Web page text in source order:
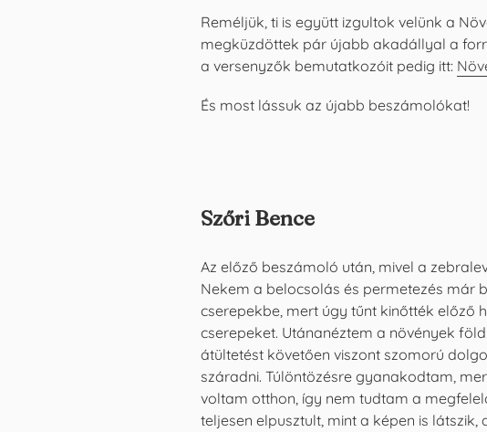
Reméljük, ti is együtt izgultok velünk a
megküzdöttek pár újabb akadállyal a
a versenyzők bemutatkozóit pedig itt:
És most lássuk az újabb beszámolókat!
Szőri Bence
Az előző beszámoló után, mivel a
Nekem a belocsolás és permetezés már
cserepekbe, mert úgy tűnt kinőtték előző
cserepeket. Utánanéztem a növények
átültetést követően viszont szomorú
száradni. Túlöntözésre gyanakodtam,
voltam otthon, így nem tudtam a
teljesen elpusztult, mint a képen is